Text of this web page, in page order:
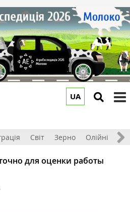
UA
Світ Зерно Олійні
для оценки работы